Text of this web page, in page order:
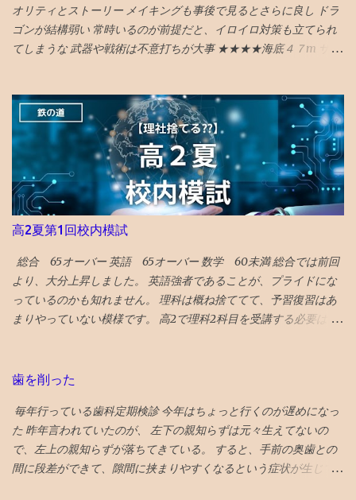
ジャズ喫茶マイルストーン、 グラバー園 、梅ヶ枝 焼餅 きく水
を紹介。 46位 沖縄 国際イベントや災害復興の観点を踏まえて
選出される「５２箇所」なので、 火災から復興した 首里城 の秋の
2026記事 〇2025年 30位 富山 出典：NYタイムズHP 2025年に
行くべき旅行先の 30番目に能登の玄関口 であり地震豪雨災害から
の復興として観光誘致を進めている 富山 がランクイン。 文化豊か
で飯うまく、すいてるよ！ との触れ込みです。 ガラス美術館 、
おわら風の盆まつり、 富山城址公園 の他、 飲食スポットとしてワ
インバーのアルプ、おでん屋さんの飛騨、カレー屋のスズキー
マ、珈琲駅ブルートレイン、ジャズバーのハナミズキノヘヤを紹
介。 （下記ギフトリンクの記事中にグーグルマップへのリンクあ
り） NYタイムズ紙は選出にあたり、国際イベント開催や災害復興
の観点を踏まえているとのことです。 38位 大阪 食と商のまち
大阪の革新的プロジェクトとして、 グラングリーン 大阪（公園）
を紹介。 ウォルドール・アストリアホテル、フォーシーズンズホ
なので全文読めます→ 2025年に行くべき52カ所の英語記事全文 〇
2024年 3位 山口 また、NYタイムズHP画像に明示されている数
字（下に引用している山口の場合は...
オリティとストーリー メイキングも事後で見るとさらに良し ドラ
ゴンが結構弱い 常時いるのが前提だと、イロイロ対策も立てられ
てしまうな 武器や戦術は不意打ちが大事 ★★★★海底４７m サメ
気もしたが、 最後までエンタメ要素満載で楽しめる ★★★★ザ・
フラッシュ タイムトラベル系アクションの話。 直せるところと直
せない運命が哀しい ★ボーイキルズワールド ポイントが余ってい
たので４００P使ってしまったが、駄作 星４つにつられてみてしま
ったが、失敗した。 ★★★★ミーンガールズ 条件が整えば、誰も
が、意地悪になる可能性はある あからさまな敵を作りすぎるのも
よくない ★★★★シャドウズエッジ 筋書きも結構展開があっっ
て、 単なるジャッキーチェーンのカンフー映画よりも深い
★★★★アンチャーテッド なんか昔見たことあるので、２回目だ
とワクワク感が薄れてる ★★★スチュアート・宇宙救出失敗の法
則 ビックバンセオリーのスピンオフコメディ ビックバンセオリー
はある程度見ておいた方が楽しめる 「中島淳」 面白い話と、よく
高2夏第1回校内模試
総合 65オーバー 英語 65オーバー 数学 60未満 総合では前回
より、大分上昇しました。 英語強者であることが、プライドにな
っているのかも知れません。 理科は概ね捨ててて、予習復習はあ
まりやっていない模様です。 高2で理科2科目を受講する必要はな
でしょう。 数学や理科のバランスが気になりますが、もはや会話
ても、鉄の先生たちが、アドバイスしているようなのは、鉄の家
庭あて報告書を見ても伝わってきました。 この段階になると、 学
習戦略のアドバイスは塾の仕事 ですね。
歯を削った
毎年行っている歯科定期検診 今年はちょっと行くのが遅めになっ
た 昨年言われていたのが、 左下の親知らずは元々生えてないの
で、左上の親知らずが落ちてきている。 すると、手前の奥歯との
間に段差ができて、隙間に挟まりやすくなるという症状が生じて